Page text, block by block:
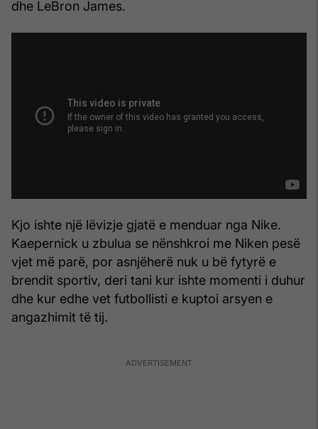
dhe LeBron James.
Kjo ishte një lëvizje gjatë e menduar nga Nike.
Kaepernick u zbulua se nënshkroi me Niken pesë
vjet më parë, por asnjëherë nuk u bë fytyrë e
brendit sportiv, deri tani kur ishte momenti i duhur
dhe kur edhe vet futbollisti e kuptoi arsyen e
angazhimit të tij.